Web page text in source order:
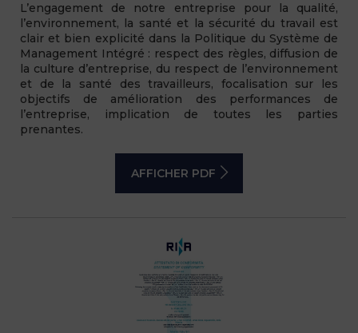
L’engagement de notre entreprise pour la qualité,
l’environnement, la santé et la sécurité du travail est
clair et bien explicité dans la Politique du Système de
Management Intégré : respect des règles, diffusion de
la culture d’entreprise, du respect de l’environnement
et de la santé des travailleurs, focalisation sur les
objectifs de amélioration des performances de
l’entreprise, implication de toutes les parties
prenantes.
AFFICHER PDF